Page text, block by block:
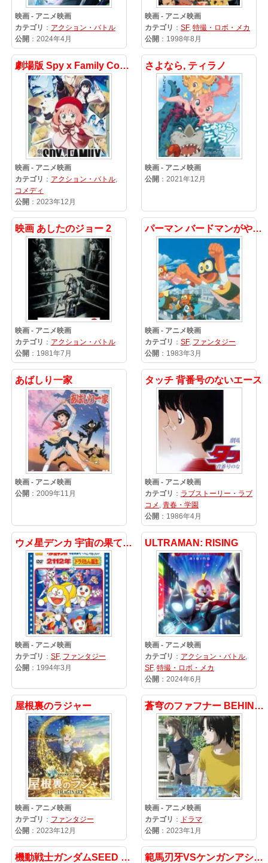
映画 - アニメ映画
カテゴリ ： アクション・バトル
公開 ：2024年4月
映画 - アニメ映画
カテゴリ ： SF, 特撮・ロボ・メカ
公開 ：1998年8月
劇場版 Spy x Family Code: White
映画 - アニメ映画
カテゴリ ： アクション・バトル,
コメディ
公開 ：2023年12月
さよなら, ティラノ
映画 - アニメ映画
公開 ：2021年12月
映画 あしたのジョー 2
映画 - アニメ映画
カテゴリ ： アクション・バトル
公開 ：1981年7月
パーマン バードマンがやって来た!!
映画 - アニメ映画
カテゴリ ： SF, ファンタジー
公開 ：1983年3月
あばしり一家
映画 - アニメ映画
公開 ：2009年11月
タッチ 背番号のないエース
映画 - アニメ映画
カテゴリ ： ラブストーリー・ラブ
コメ , 青春・学園
公開 ：1986年4月
ウメ星デンカ 宇宙の果てからパンパロパン!
映画 - アニメ映画
カテゴリ ： SF, ファンタジー
公開 ：1994年3月
ULTRAMAN: RISING
映画 - アニメ映画
カテゴリ ： アクション・バトル,
SF, 特撮・ロボ・メカ
公開 ：2024年6月
屋根裏のラジャー
映画 - アニメ映画
カテゴリ ： ファンタジー
公開 ：2023年12月
蒼穹のファフナー BEHIND THE LINE
映画 - アニメ映画
カテゴリ ：
ドラマ
公開 ：2023年1月
機動戦士ガンダムSEED FREEDOM 範馬刃牙VSケンガンアシュラ